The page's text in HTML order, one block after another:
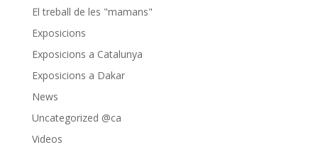
El treball de les "mamans"
Exposicions
Exposicions a Catalunya
Exposicions a Dakar
News
Uncategorized @ca
Videos